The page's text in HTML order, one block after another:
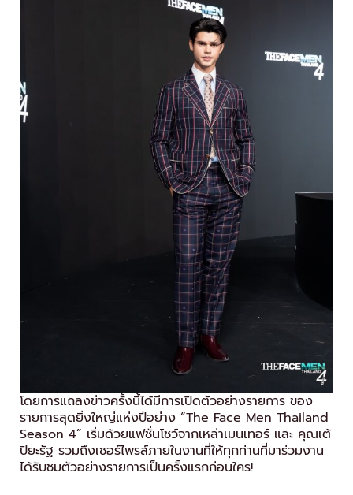
โดยการแถลงข่าวครั้งนี้ได้มีการเปิดตัวอย่างรายการ ของ
รายการสุดยิ่งใหญ่แห่งปีอย่าง “The Face Men Thailand
Season 4” เริ่มด้วยแฟชั่นโชว์จากเหล่าเมนเทอร์ และ คุณเต้
ปิยะรัฐ รวมถึงเซอร์ไพรส์ภายในงานที่ให้ทุกท่านที่มาร่วมงาน
ได้รับชมตัวอย่างรายการเป็นครั้งแรกก่อนใคร!